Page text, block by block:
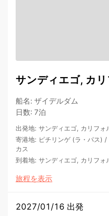
サンディエゴ, カ
船名: ザイデルダム
日数: 7泊
出発地: サンディエゴ, カリフォ
寄港地: ピチリンゲ (ラ・パス) /
カス
到着地: サンディエゴ, カリフォ
旅程を表示
2027/01/16 出発